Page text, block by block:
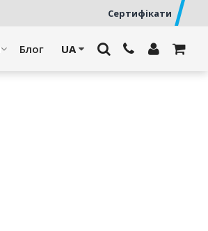
Сертифікати
Блог